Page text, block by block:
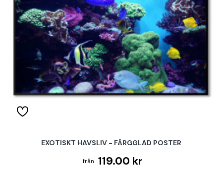
EXOTISKT HAVSLIV - FÄRGGLAD POSTER
119.00 kr